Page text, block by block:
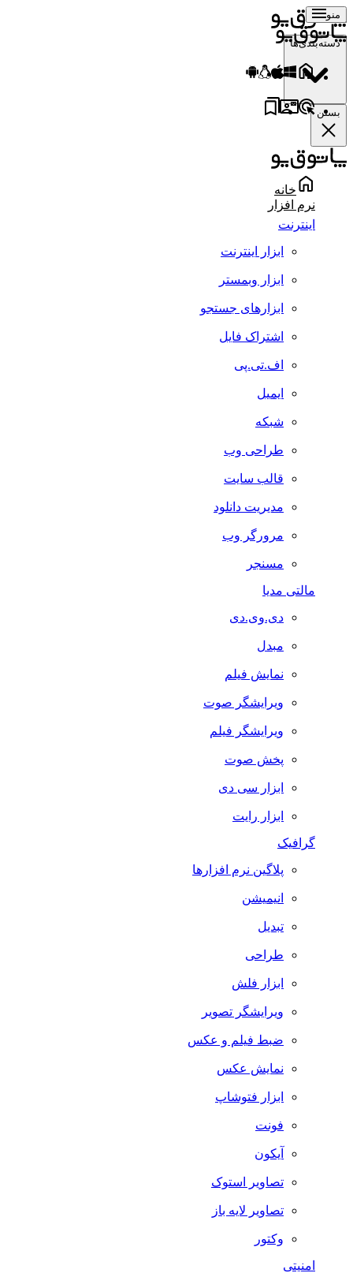
منو
دسته‌بندی‌ها
بستن
خانه
نرم افزار
اینترنت
ابزار اینترنت
ابزار وبمستر
ابزارهای جستجو
اشتراک فایل
اف.تی.پی
ایمیل
شبکه
طراحی وب
قالب سایت
مدیریت دانلود
مرورگر وب
مسنجر
مالتی مدیا
دی.وی.دی
مبدل
نمایش فیلم
ویرایشگر صوت
ویرایشگر فیلم
پخش صوت
ابزار سی دی
ابزار رایت
گرافیک
پلاگین نرم افزارها
انیمیشن
تبدیل
طراحی
ابزار فلش
ویرایشگر تصویر
ضبط فيلم و عكس
نمایش عکس
ابزار فتوشاپ
فونت
آیکون
تصاویر استوک
تصاویر لایه باز
وکتور
امنیتی